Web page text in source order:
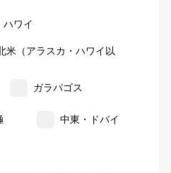
ハワイ
米（アラスカ・ハワイ以
ガラパゴス
中東・ドバイ